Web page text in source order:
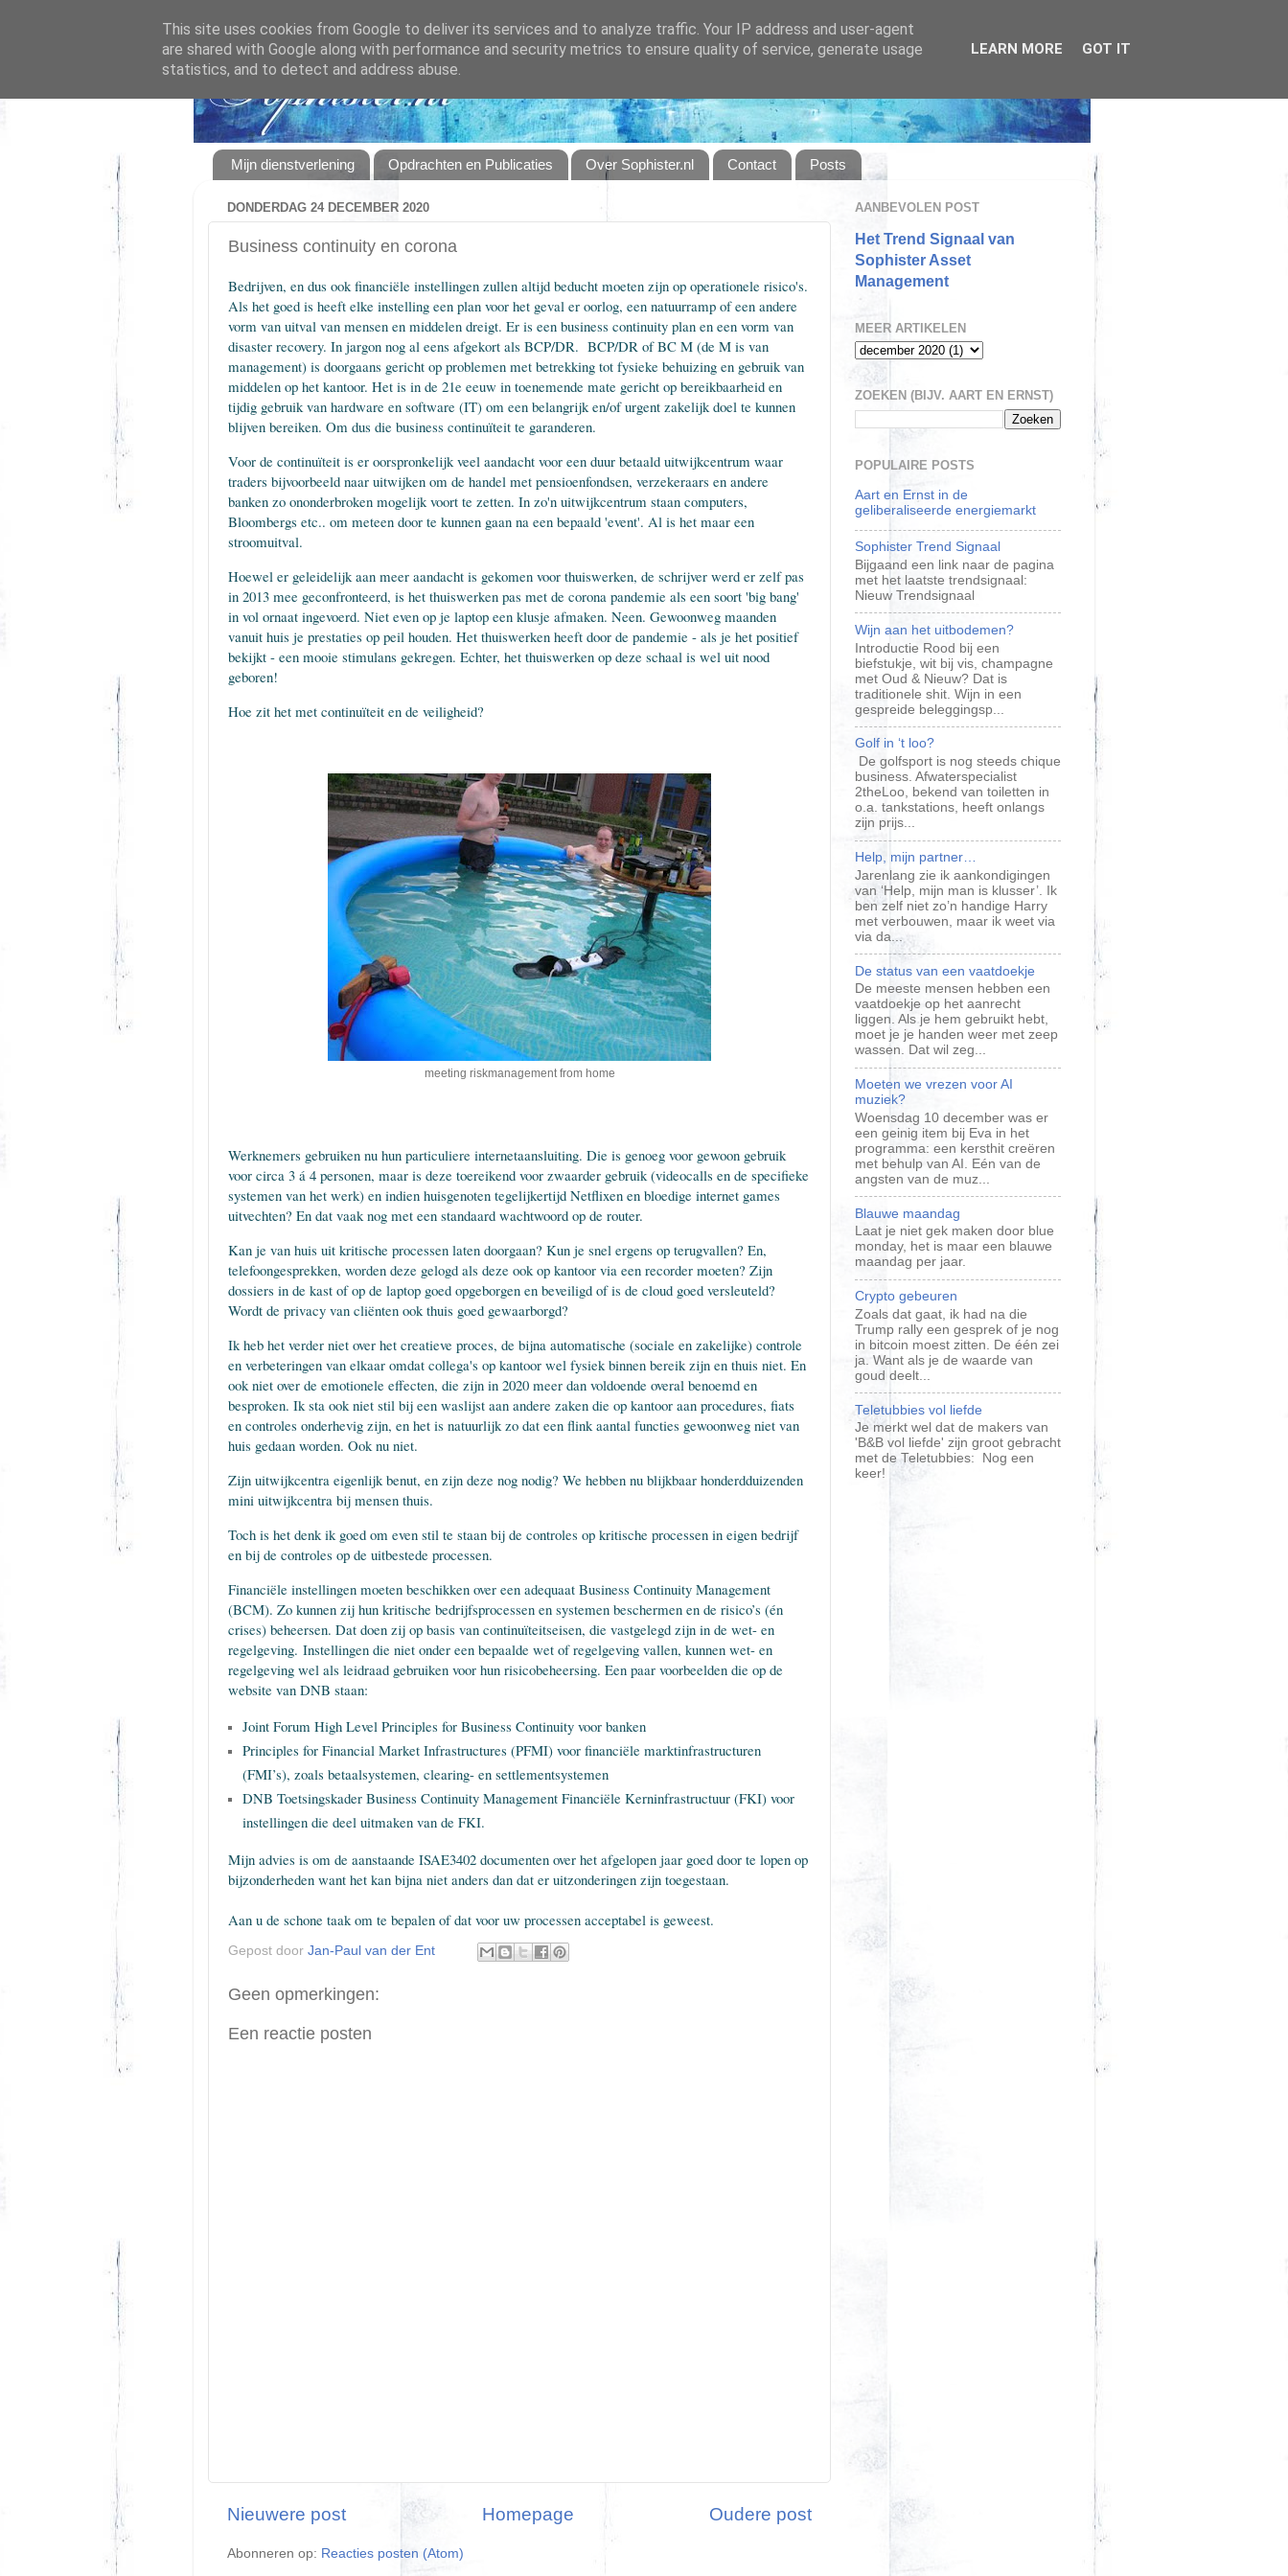
Mijn dienstverlening Opdrachten en Publicaties Over Sophister.nl Contact Posts
DONDERDAG 24 DECEMBER 2020
Business continuity en corona
Bedrijven, en dus ook financiële instellingen zullen altijd beducht moeten zijn op operationele risico's.
Als het goed is heeft elke instelling een plan voor het geval er oorlog, een natuurramp of een andere
vorm van uitval van mensen en middelen dreigt. Er is een business continuity plan en een vorm van
disaster recovery. In jargon nog al eens afgekort als BCP/DR. BCP/DR of BC M (de M is van
management) is doorgaans gericht op problemen met betrekking tot fysieke behuizing en gebruik van
middelen op het kantoor. Het is in de 21e eeuw in toenemende mate gericht op bereikbaarheid en
tijdig gebruik van hardware en software (IT) om een belangrijk en/of urgent zakelijk doel te kunnen
blijven bereiken. Om dus die business continuïteit te garanderen.
Voor de continuïteit is er oorspronkelijk veel aandacht voor een duur betaald uitwijkcentrum waar
traders bijvoorbeeld naar uitwijken om de handel met pensioenfondsen, verzekeraars en andere
banken zo ononderbroken mogelijk voort te zetten. In zo'n uitwijkcentrum staan computers,
Bloombergs etc.. om meteen door te kunnen gaan na een bepaald 'event'. Al is het maar een
stroomuitval.
Hoewel er geleidelijk aan meer aandacht is gekomen voor thuiswerken, de schrijver werd er zelf pas
in 2013 mee geconfronteerd, is het thuiswerken pas met de corona pandemie als een soort 'big bang'
in vol ornaat ingevoerd. Niet even op je laptop een klusje afmaken. Neen. Gewoonweg maanden
vanuit huis je prestaties op peil houden. Het thuiswerken heeft door de pandemie - als je het positief
bekijkt - een mooie stimulans gekregen. Echter, het thuiswerken op deze schaal is wel uit nood
geboren!
Hoe zit het met continuïteit en de veiligheid?
meeting riskmanagement from home
Werknemers gebruiken nu hun particuliere internetaansluiting. Die is genoeg voor gewoon gebruik
voor circa 3 á 4 personen, maar is deze toereikend voor zwaarder gebruik (videocalls en de specifieke
systemen van het werk) en indien huisgenoten tegelijkertijd Netflixen en bloedige internet games
uitvechten? En dat vaak nog met een standaard wachtwoord op de router.
Kan je van huis uit kritische processen laten doorgaan? Kun je snel ergens op terugvallen? En,
telefoongesprekken, worden deze gelogd als deze ook op kantoor via een recorder moeten? Zijn
dossiers in de kast of op de laptop goed opgeborgen en beveiligd of is de cloud goed versleuteld?
Wordt de privacy van cliënten ook thuis goed gewaarborgd?
Ik heb het verder niet over het creatieve proces, de bijna automatische (sociale en zakelijke) controle
en verbeteringen van elkaar omdat collega's op kantoor wel fysiek binnen bereik zijn en thuis niet. En
ook niet over de emotionele effecten, die zijn in 2020 meer dan voldoende overal benoemd en
besproken. Ik sta ook niet stil bij een waslijst aan andere zaken die op kantoor aan procedures, fiats
en controles onderhevig zijn, en het is natuurlijk zo dat een flink aantal functies gewoonweg niet van
huis gedaan worden. Ook nu niet.
Zijn uitwijkcentra eigenlijk benut, en zijn deze nog nodig? We hebben nu blijkbaar honderdduizenden
mini uitwijkcentra bij mensen thuis.
Toch is het denk ik goed om even stil te staan bij de controles op kritische processen in eigen bedrijf
en bij de controles op de uitbestede processen.
Financiële instellingen moeten beschikken over een adequaat Business Continuity Management
(BCM). Zo kunnen zij hun kritische bedrijfsprocessen en systemen beschermen en de risico’s (én
crises) beheersen. Dat doen zij op basis van continuïteitseisen, die vastgelegd zijn in de wet- en
regelgeving. Instellingen die niet onder een bepaalde wet of regelgeving vallen, kunnen wet- en
regelgeving wel als leidraad gebruiken voor hun risicobeheersing. Een paar voorbeelden die op de
website van DNB staan:
Joint Forum High Level Principles for Business Continuity voor banken
Principles for Financial Market Infrastructures (PFMI) voor financiële marktinfrastructuren
(FMI’s), zoals betaalsystemen, clearing- en settlementsystemen
DNB Toetsingskader Business Continuity Management Financiële Kerninfrastructuur (FKI) voor
instellingen die deel uitmaken van de FKI.
Mijn advies is om de aanstaande ISAE3402 documenten over het afgelopen jaar goed door te lopen op
bijzonderheden want het kan bijna niet anders dan dat er uitzonderingen zijn toegestaan.
Aan u de schone taak om te bepalen of dat voor uw processen acceptabel is geweest.
Gepost door Jan-Paul van der Ent
Geen opmerkingen:
Een reactie posten
Nieuwere post Oudere post
Homepage
Abonneren op: Reacties posten (Atom)
AANBEVOLEN POST
Het Trend Signaal van
Sophister Asset
Management
MEER ARTIKELEN
ZOEKEN (BIJV. AART EN ERNST)
POPULAIRE POSTS
Aart en Ernst in de
geliberaliseerde energiemarkt
Sophister Trend Signaal
Bijgaand een link naar de pagina
met het laatste trendsignaal:
Nieuw Trendsignaal
Wijn aan het uitbodemen?
Introductie Rood bij een
biefstukje, wit bij vis, champagne
met Oud & Nieuw? Dat is
traditionele shit. Wijn in een
gespreide beleggingsp...
Golf in ‘t loo?
​ De golfsport is nog steeds chique
business. Afwaterspecialist
2theLoo, bekend van toiletten in
o.a. tankstations, heeft onlangs
zijn prijs...
Help, mijn partner…
​Jarenlang zie ik aankondigingen
van ‘Help, mijn man is klusser’. Ik
ben zelf niet zo’n handige Harry
met verbouwen, maar ik weet via
via da...
De status van een vaatdoekje
De meeste mensen hebben een
vaatdoekje op het aanrecht
liggen. Als je hem gebruikt hebt,
moet je je handen weer met zeep
wassen. Dat wil zeg...
Moeten we vrezen voor AI
muziek?
​Woensdag 10 december was er
een geinig item bij Eva in het
programma: een kersthit creëren
met behulp van AI. Eén van de
angsten van de muz...
Blauwe maandag
Laat je niet gek maken door blue
monday, het is maar een blauwe
maandag per jaar.
Crypto gebeuren
Zoals dat gaat, ik had na die
Trump rally een gesprek of je nog
in bitcoin moest zitten. De één zei
ja. Want als je de waarde van
goud deelt...
Teletubbies vol liefde
Je merkt wel dat de makers van
'B&B vol liefde' zijn groot gebracht
met de Teletubbies: Nog een
keer!
This site uses cookies from Google to deliver its services and to analyze traffic. Your IP address and user-agent
are shared with Google along with performance and security metrics to ensure quality of service, generate usage
statistics, and to detect and address abuse.
LEARN MORE GOT IT